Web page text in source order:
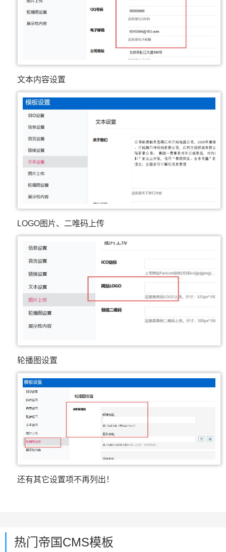
文本内容设置
LOGO图片、二唯码上传
轮播图设置
还有其它设置项不再列出！
热门帝国CMS模板